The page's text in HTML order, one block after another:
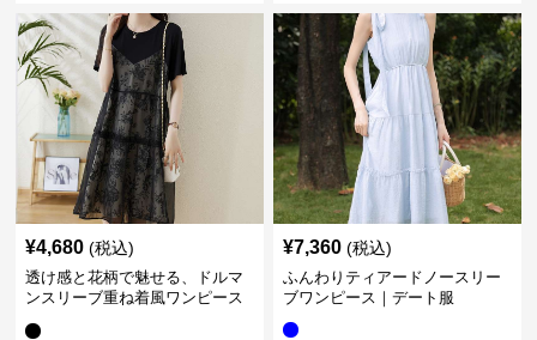
¥4,680 (税込)
透け感と花柄で魅せる、ドルマ
ンスリーブ重ね着風ワンピース
¥7,360 (税込)
ふんわりティアードノースリー
ブワンピース｜デート服